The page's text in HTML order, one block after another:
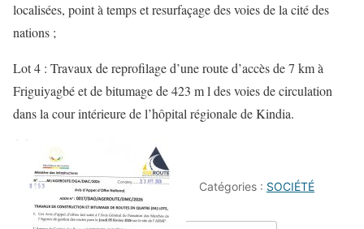
localisées, point à temps et resurfaçage des voies de la cité des
nations ;
Lot 4 : Travaux de reprofilage d’une route d’accès de 7 km à
Friguiyagbé et de bitumage de 423 m l des voies de circulation
dans la cour intérieure de l’hôpital régionale de Kindia.
Catégories : SOCIÉTÉ